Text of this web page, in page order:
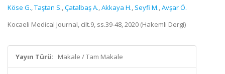
Köse G.,Taştan S.,Çatalbaş A.,Akkaya H., Seyfi M.,Avşar Ö.
Kocaeli Medical Journal, cilt.9, ss.39-48, 2020 (Hakemli Dergi)
Yayın Türü: Makale / Tam Makale